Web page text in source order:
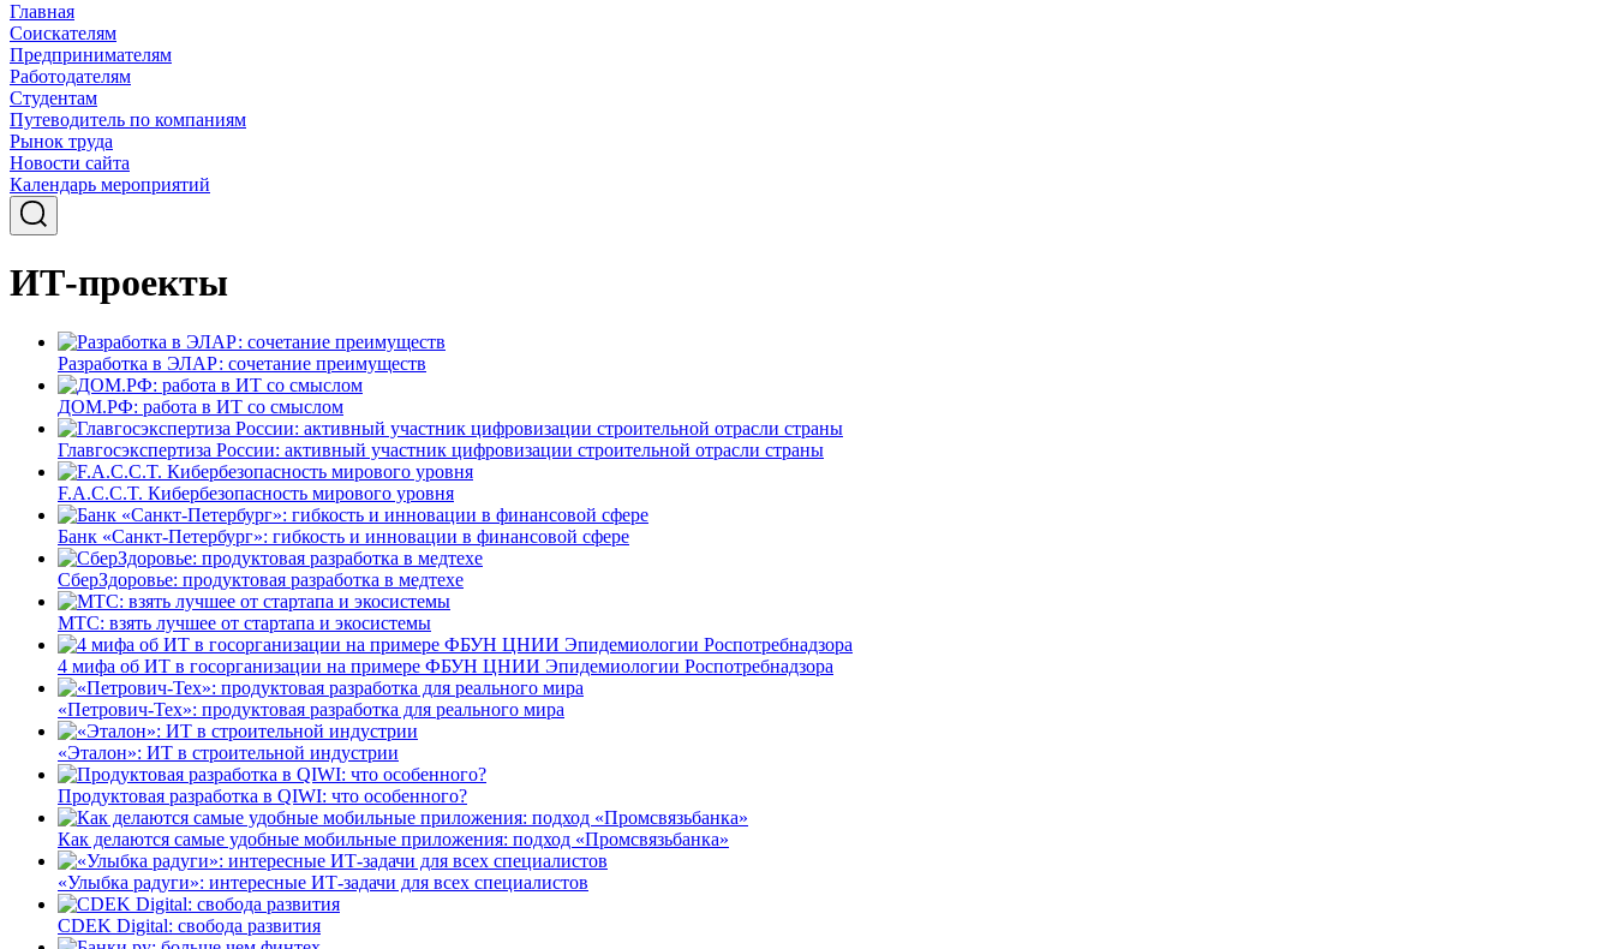
Главная
Соискателям
Предпринимателям
Работодателям
Студентам
Путеводитель по компаниям
Рынок труда
Новости сайта
Календарь мероприятий
ИТ-проекты
Разработка в ЭЛАР: сочетание преимуществ
ДОМ.РФ: работа в ИТ со смыслом
Главгосэкспертиза России: активный участник цифровизации строительной отрасли страны
F.A.C.C.T. Кибербезопасность мирового уровня
Банк «Санкт-Петербург»: гибкость и инновации в финансовой сфере
СберЗдоровье: продуктовая разработка в медтехе
МТС: взять лучшее от стартапа и экосистемы
4 мифа об ИТ в госорганизации на примере ФБУН ЦНИИ Эпидемиологии Роспотребнадзора
«Петрович-Тех»: продуктовая разработка для реального мира
«Эталон»: ИТ в строительной индустрии
Продуктовая разработка в QIWI: что особенного?
Как делаются самые удобные мобильные приложения: подход «Промсвязьбанка»
«Улыбка радуги»: интересные ИТ-задачи для всех специалистов
CDEK Digital: свобода развития